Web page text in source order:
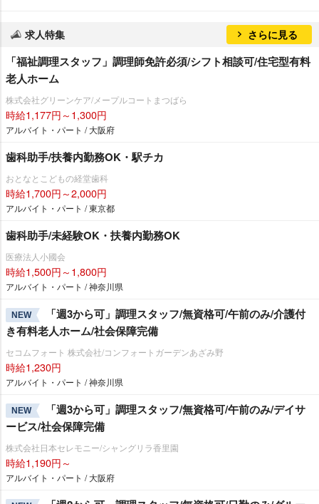
求人特集 さらに見る
「福祉調理スタッフ」調理師免許必須/シフト相談可/住宅型有料
老人ホーム
株式会社グリーンケア/メープルコートまつばら
時給1,177円～1,300円
アルバイト・パート / 大阪府
歯科助手/扶養内勤務OK・駅チカ
おとなとこどもの経堂歯科
時給1,700円～2,000円
アルバイト・パート / 東京都
歯科助手/未経験OK・扶養内勤務OK
医療法人小國会
時給1,500円～1,800円
アルバイト・パート / 神奈川県
NEW
「週3から可」調理スタッフ/無資格可/午前のみ/介護付
き有料老人ホーム/社会保障完備
セコムフォート 株式会社/コンフォートガーデンあざみ野
時給1,230円
アルバイト・パート / 神奈川県
NEW
「週3から可」調理スタッフ/無資格可/午前のみ/デイサ
ービス/社会保障完備
株式会社日本セレモニー/シャングリラ香里園
時給1,190円～
アルバイト・パート / 大阪府